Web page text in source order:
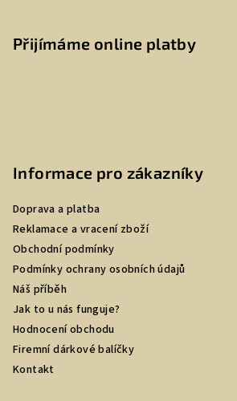
Přijímáme online platby
Informace pro zákazníky
Doprava a platba
Reklamace a vracení zboží
Obchodní podmínky
Podmínky ochrany osobních údajů
Náš příběh
Jak to u nás funguje?
Hodnocení obchodu
Firemní dárkové balíčky
Kontakt